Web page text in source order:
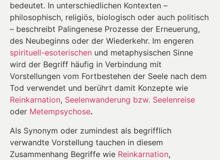
bedeutet. In unterschiedlichen Kontexten –
philosophisch, religiös, biologisch oder auch politisch
– beschreibt Palingenese Prozesse der Erneuerung,
des Neubeginns oder der Wiederkehr. Im engeren
spirituell-esoterischen und metaphysischen Sinne
wird der Begriff häufig in Verbindung mit
Vorstellungen vom Fortbestehen der Seele nach dem
Tod verwendet und berührt damit Konzepte wie
Reinkarnation, Seelenwanderung bzw. Seelenreise
oder Metempsychose.
Als Synonym oder zumindest als begrifflich
verwandte Vorstellung tauchen in diesem
Zusammenhang Begriffe wie Reinkarnation,